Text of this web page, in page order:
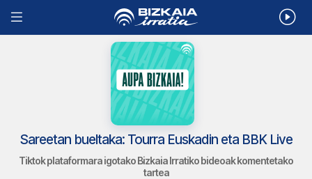
Sareetan bueltaka: Tourra Euskadin eta BBK Live
Tiktok plataformara igotako Bizkaia Irratiko bideoak komentetako
tartea